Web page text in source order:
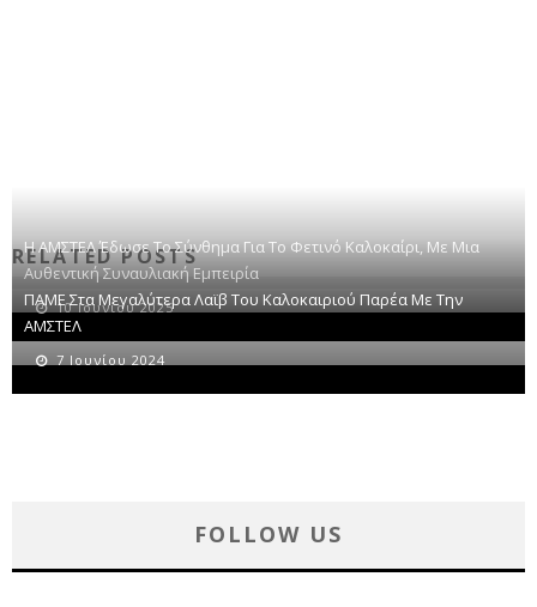
RELATED POSTS
Η ΑΜΣΤΕΛ Έδωσε Το Σύνθημα Για Το Φετινό Καλοκαίρι, Με Μια
Αυθεντική Συναυλιακή Εμπειρία
10 Ιουνίου 2025
ΠΑΜΕ Στα Μεγαλύτερα Λαϊβ Του Καλοκαιριού Παρέα Με Την
ΑΜΣΤΕΛ
7 Ιουνίου 2024
FOLLOW US